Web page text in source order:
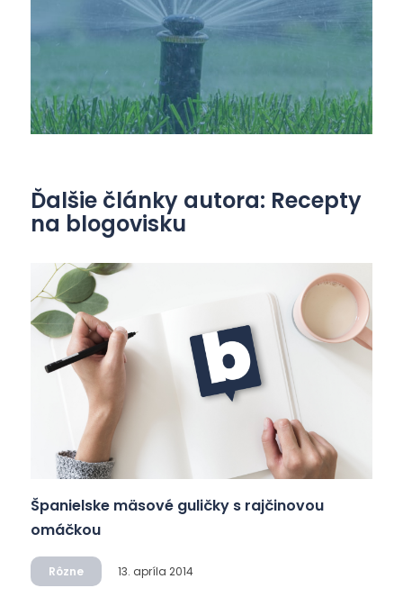
Ďalšie články autora: Recepty
na blogovisku
Španielske mäsové guličky s rajčinovou
omáčkou
Rôzne 13. apríla 2014